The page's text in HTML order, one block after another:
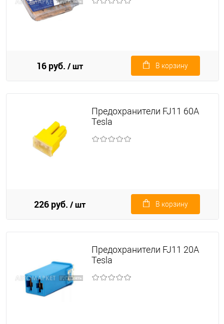
16 руб. / шт В корзину
Предохранители FJ11 60A
Tesla
226 руб. / шт В корзину
Предохранители FJ11 20A
Tesla